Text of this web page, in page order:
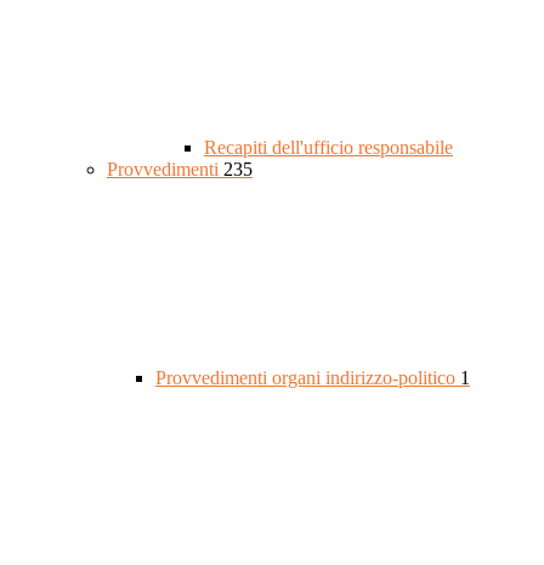
Recapiti dell'ufficio responsabile
Provvedimenti 235
Provvedimenti organi indirizzo-politico 1